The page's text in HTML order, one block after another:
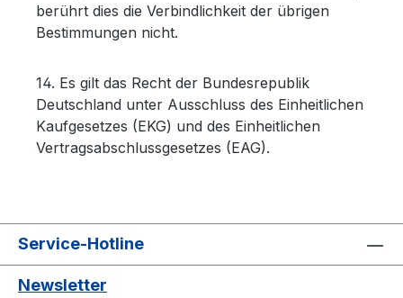
berührt dies die Verbindlichkeit der übrigen
Bestimmungen nicht.
14. Es gilt das Recht der Bundesrepublik
Deutschland unter Ausschluss des Einheitlichen
Kaufgesetzes (EKG) und des Einheitlichen
Vertragsabschlussgesetzes (EAG).
Service-Hotline
Newsletter